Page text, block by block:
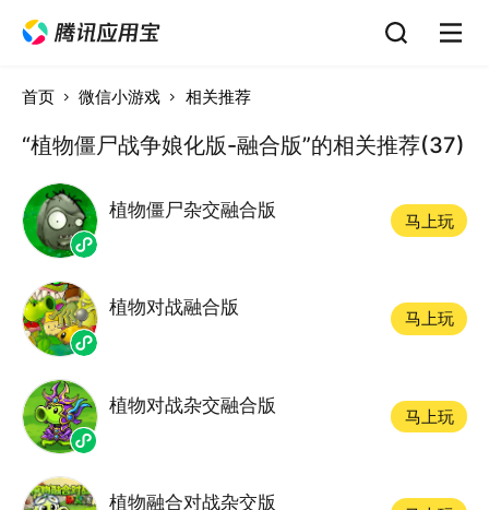
首页 微信小游戏 相关推荐
“植物僵尸战争娘化版-融合版”的相关推荐(37)
植物僵尸杂交融合版
马上玩
植物对战融合版
马上玩
植物对战杂交融合版
马上玩
植物融合对战杂交版